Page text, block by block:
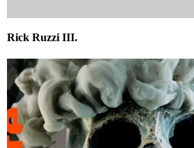
Rick Ruzzi III.